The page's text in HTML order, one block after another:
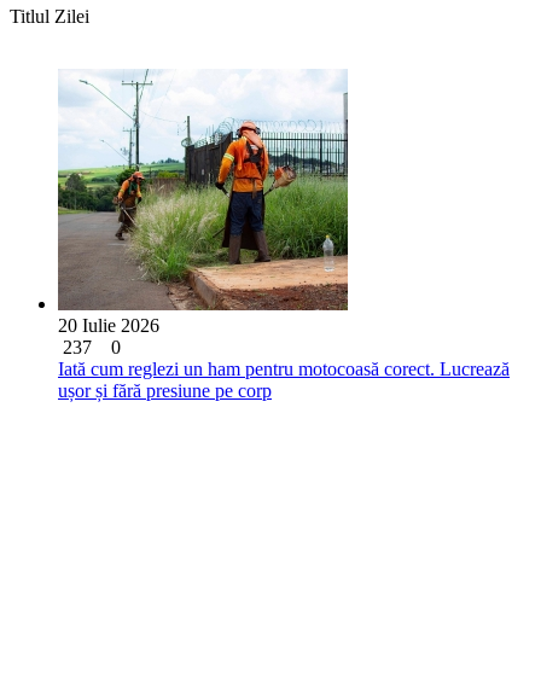
Titlul Zilei
20 Iulie 2026
237
0
Iată cum reglezi un ham pentru motocoasă corect. Lucrează
ușor și fără presiune pe corp